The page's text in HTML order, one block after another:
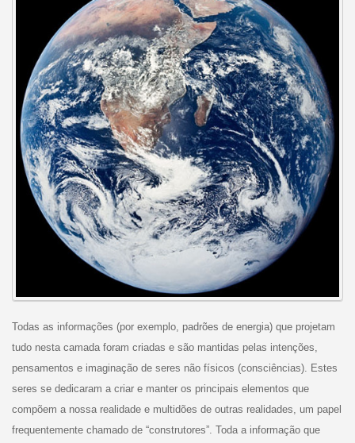
Todas as informações (por exemplo, padrões de energia) que projetam
tudo nesta camada foram criadas e são mantidas pelas intenções,
pensamentos e imaginação de seres não físicos (consciências). Estes
seres se dedicaram a criar e manter os principais elementos que
compõem a nossa realidade e multidões de outras realidades, um papel
frequentemente chamado de “construtores”. Toda a informação que